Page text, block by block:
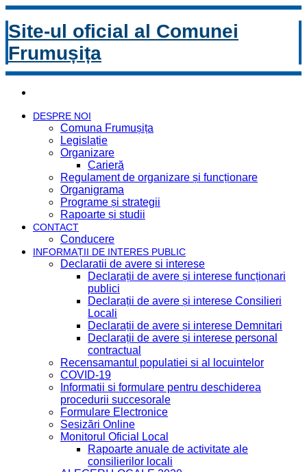
Site-ul oficial al Comunei
Frumușița
DESPRE NOI
Comuna Frumușița
Legislație
Organizare
Carieră
Regulament de organizare și funcționare
Organigrama
Programe și strategii
Rapoarte și studii
CONTACT
Conducere
INFORMAȚII DE INTERES PUBLIC
Declaratii de avere si interese
Declarații de avere și interese funcționari
publici
Declarații de avere și interese Consilieri
Locali
Declarații de avere și interese Demnitari
Declarații de avere și interese personal
contractual
Recensamantul populatiei si al locuintelor
COVID-19
Informatii si formulare pentru deschiderea
procedurii succesorale
Formulare Electronice
Sesizări Online
Monitorul Oficial Local
Rapoarte anuale de activitate ale
consilierilor locali